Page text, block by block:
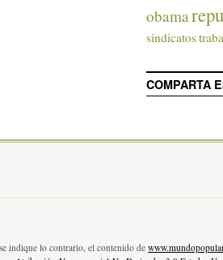
obama
sindicatos
COMPARTA
indique lo contrario, el contenido de